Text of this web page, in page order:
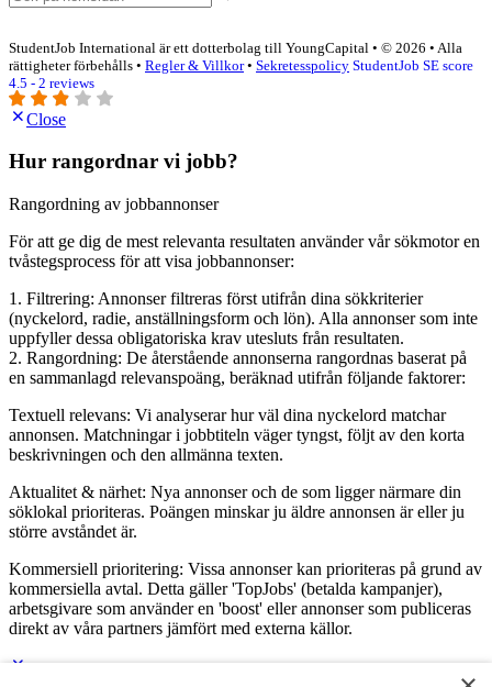
StudentJob International är ett dotterbolag till YoungCapital • © 2026 • Alla
rättigheter förbehålls • Regler & Villkor• Sekretesspolicy StudentJob SE score
4.5 - 2 reviews
Close
Hur rangordnar vi jobb?
Rangordning av jobbannonser
För att ge dig de mest relevanta resultaten använder vår sökmotor en
tvåstegsprocess för att visa jobbannonser:
1. Filtrering: Annonser filtreras först utifrån dina sökkriterier
(nyckelord, radie, anställningsform och lön). Alla annonser som inte
uppfyller dessa obligatoriska krav utesluts från resultaten.
2. Rangordning: De återstående annonserna rangordnas baserat på
en sammanlagd relevanspoäng, beräknad utifrån följande faktorer:
Textuell relevans: Vi analyserar hur väl dina nyckelord matchar
annonsen. Matchningar i jobbtiteln väger tyngst, följt av den korta
beskrivningen och den allmänna texten.
Aktualitet & närhet: Nya annonser och de som ligger närmare din
söklokal prioriteras. Poängen minskar ju äldre annonsen är eller ju
större avståndet är.
Kommersiell prioritering: Vissa annonser kan prioriteras på grund av
kommersiella avtal. Detta gäller 'TopJobs' (betalda kampanjer),
arbetsgivare som använder en 'boost' eller annonser som publiceras
direkt av våra partners jämfört med externa källor.